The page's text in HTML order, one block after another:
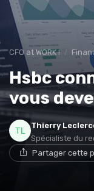
CFO at WORK ! Finance
Hsbc
vous
Thierry
Spécialiste du
Partager cette